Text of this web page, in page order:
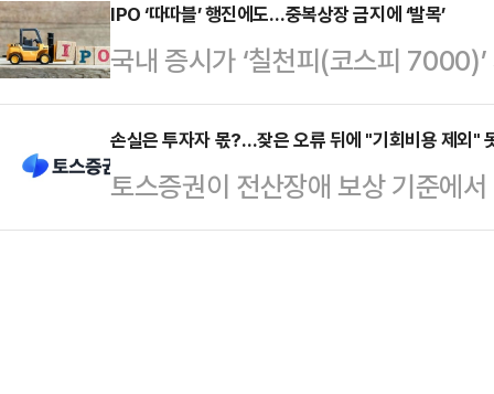
마쳤다.코스피 200 경기소비재 지
3387.11에 마감했다.두 지수는 현
쇼…
이 기업 활동은 물론 주식시장에도
인플레이션 국면에서 '재미'를 보는
오 조정은 새로운 기회가 될 수 있
지수는 1년 전보다 2.6% 오른
2024년 7월 이후 최대 상승 폭이
…
IPO ‘따따블’ 행진에도…중복상장 금지에 ‘발목’
국내 증시가 ‘칠천피(코스피
있으나, 기업공개(IPO) 시장은 정
들이 증시 입성 시점을 두고 신중
들이 자취를 감추면서 시장 외형이
르면 올해(1월 2일~5월 13일) 유가
손실은 투자자 몫?…잦은 오류 뒤에 "기회비용 제외"
토스증권이 전산장애 보상 기준에
자 책임 전가 논란이 커지고 있다.